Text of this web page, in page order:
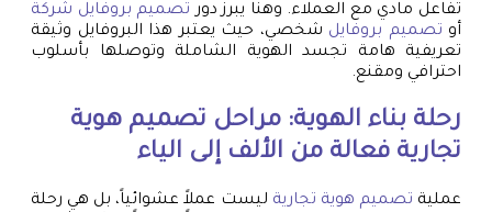
تفاعل مادي مع العملاء. وهنا يبرز دور تصميم بروفايل شركة
أو تصميم بروفايل شخصي، حيث يعتبر هذا البروفايل وثيقة
تعريفية هامة تجسد الهوية الشاملة وتوصلها بأسلوب
احترافي ومقنع.
رحلة بناء الهوية: مراحل تصميم هوية
تجارية فعالة من الألف إلى الياء
عملية تصميم هوية تجارية ليست عملاً عشوائياً، بل هي رحلة